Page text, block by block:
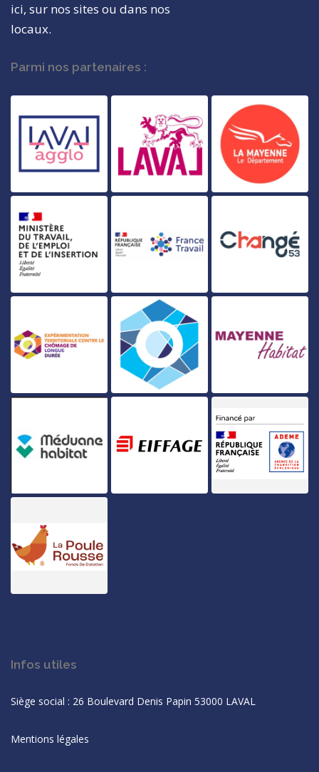
ici, sur nos sites ou dans nos
locaux.
Parmi nos partenaires :
Infos utiles
Siège social : 26 Boulevard Denis Papin 53000 LAVAL
Mentions légales